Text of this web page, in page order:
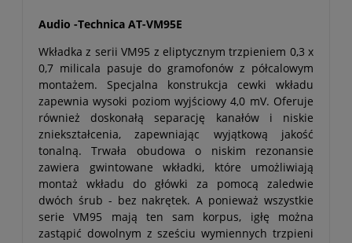
Audio -Technica AT-VM95E
Wkładka z serii VM95 z eliptycznym trzpieniem 0,3 x
0,7 milicala pasuje do gramofonów z półcalowym
montażem. Specjalna konstrukcja cewki wkładu
zapewnia wysoki poziom wyjściowy 4,0 mV. Oferuje
również doskonałą separację kanałów i niskie
zniekształcenia, zapewniając wyjątkową jakość
tonalną. Trwała obudowa o niskim rezonansie
zawiera gwintowane wkładki, które umożliwiają
montaż wkładu do główki za pomocą zaledwie
dwóch śrub - bez nakrętek. A ponieważ wszystkie
serie VM95 mają ten sam korpus, igłę można
zastąpić dowolnym z sześciu wymiennych trzpieni